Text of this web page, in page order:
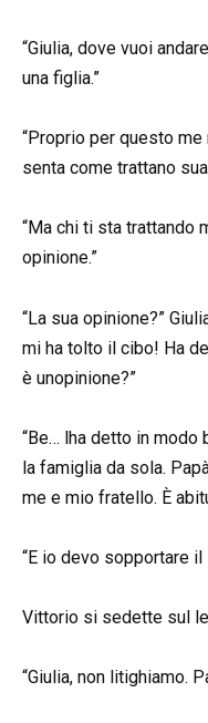
“Giulia, dove vuoi
una figlia.”
“Proprio per questo
senta come trattano
“Ma chi ti sta trattando
opinione.”
“La sua opinione?”
mi ha tolto il cibo! Ha
è unopinione?”
“Be… lha detto in modo
la famiglia da sola.
me e mio fratello. È
“E io devo sopportare
Vittorio si sedette sul
“Giulia, non litighiamo.